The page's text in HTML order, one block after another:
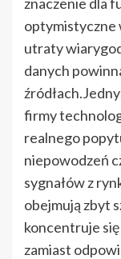
optymistyczne
utraty
danych
firmy
realnego
niepowodzeń
sygnałów z
obejmują zbyt
koncentruje
zamiast